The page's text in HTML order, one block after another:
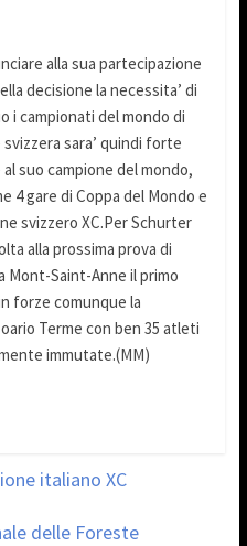
alla sua partecipazione
decisione la necessita’ di
i campionati del mondo di
sara’ quindi forte
suo campione del mondo,
4 gare di Coppa del Mondo e
svizzero XC.Per Schurter
alla prossima prova di
Mont-Saint-Anne il primo
forze comunque la
Terme con ben 35 atleti
immutate.(MM)
italiano XC
delle Foreste